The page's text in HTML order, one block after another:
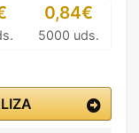
0,84€
5000 uds.